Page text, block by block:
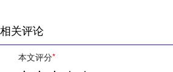
相关评论
本文评分*